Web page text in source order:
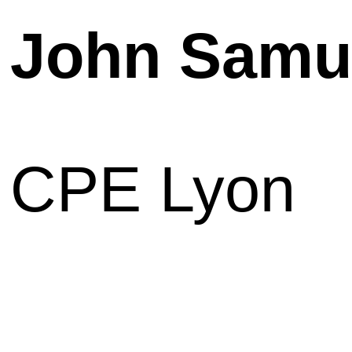
John
CPE Lyon